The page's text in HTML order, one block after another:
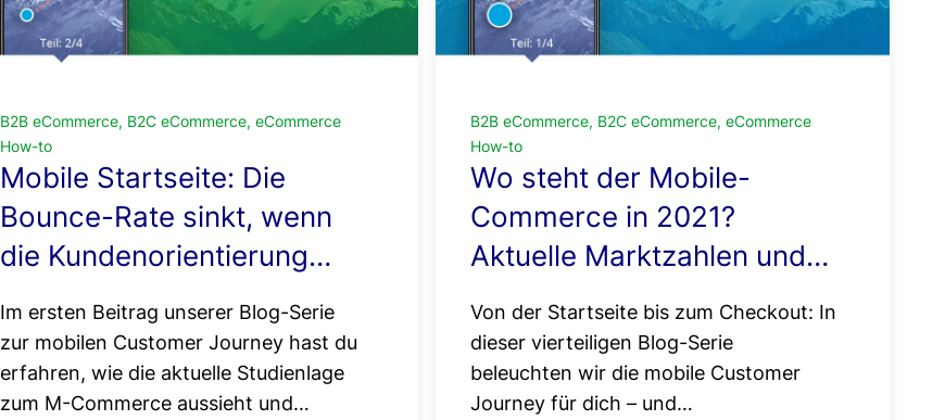
B2B eCommerce, B2C eCommerce, eCommerce
How-to
Mobile Startseite: Die
Bounce-Rate sinkt, wenn
die Kundenorientierung
Im ersten Beitrag unserer Blog-Serie
zur mobilen Customer Journey hast du
erfahren, wie die aktuelle Studienlage
zum M-Commerce aussieht und…
B2B eCommerce, B2C eCommerce, eCommerce
How-to
Wo steht der Mobile-
Commerce in 2021?
Aktuelle Marktzahlen und
Von der Startseite bis zum Checkout: In
dieser vierteiligen Blog-Serie
beleuchten wir die mobile Customer
Journey für dich – und…